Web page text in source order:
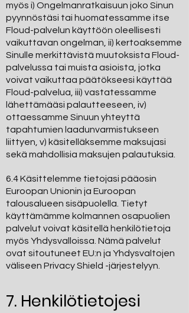
myös i) Ongelmanratkaisuun joko Sinun
pyynnöstäsi tai huomatessamme itse
Floud-palvelun käyttöön oleellisesti
vaikuttavan ongelman, ii) kertoaksemme
Sinulle merkittävistä muutoksista Floud-
palvelussa tai muista asioista, jotka
voivat vaikuttaa päätökseesi käyttää
Floud-palvelua, iii) vastatessamme
lähettämääsi palautteeseen, iv)
ottaessamme Sinuun yhteyttä
tapahtumien laadunvarmistukseen
liittyen, v) käsitelläksemme maksujasi
sekä mahdollisia maksujen palautuksia.
6.4 Käsittelemme tietojasi pääosin
Euroopan Unionin ja Euroopan
talousalueen sisäpuolella. Tietyt
käyttämämme kolmannen osapuolien
palvelut voivat käsitellä henkilötietoja
myös Yhdysvalloissa. Nämä palvelut
ovat sitoutuneet EU:n ja Yhdysvaltojen
väliseen Privacy Shield -järjestelyyn.
7. Henkilötietojesi